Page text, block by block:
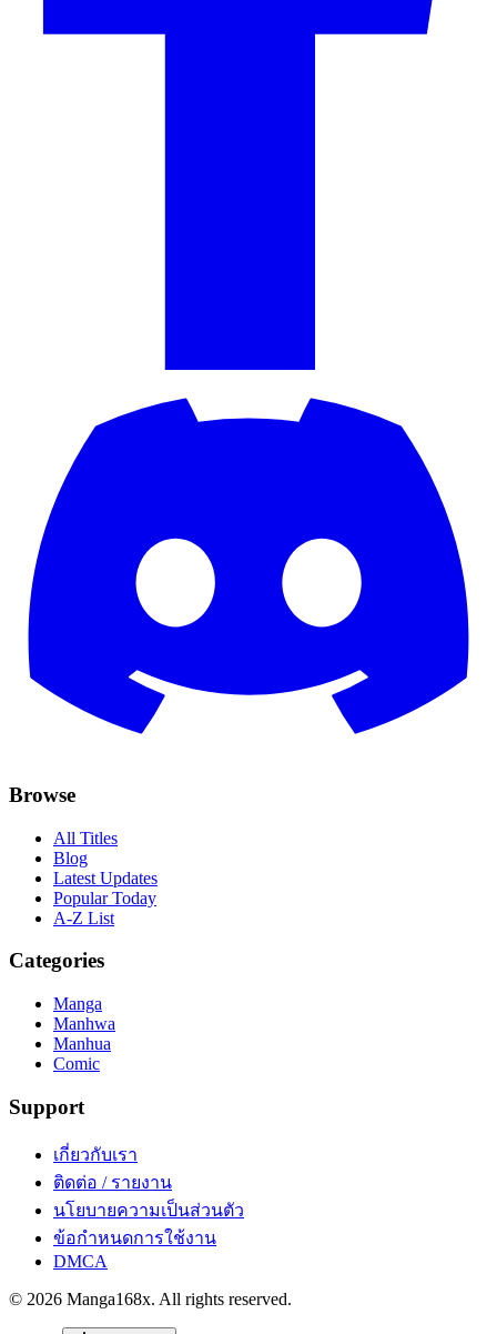
Browse
All Titles
Blog
Latest Updates
Popular Today
A-Z List
Categories
Manga
Manhwa
Manhua
Comic
Support
เกี่ยวกับเรา
ติดต่อ / รายงาน
นโยบายความเป็นส่วนตัว
ข้อกำหนดการใช้งาน
DMCA
© 2026 Manga168x. All rights reserved.